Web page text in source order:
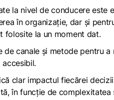
la nivel de conducere este
în organizație, dar și
folosite la un moment dat.
canale și metode pentru
clar impactul fiecărei
în funcție de